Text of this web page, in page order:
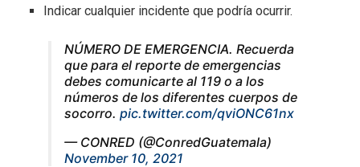
Indicar cualquier incidente que podría ocurrir.
NÚMERO DE EMERGENCIA. Recuerda
que para el reporte de emergencias
debes comunicarte al 119 o a los
números de los diferentes cuerpos de
socorro. pic.twitter.com/qviONC61nx
— CONRED (@ConredGuatemala)
November 10, 2021